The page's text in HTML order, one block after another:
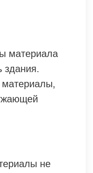
материала
здания.
материалы,
не